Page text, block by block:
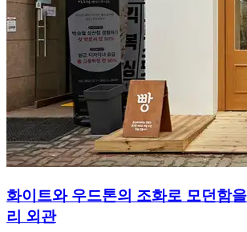
화이트와 우드톤의 조화로 모던함
리 외관